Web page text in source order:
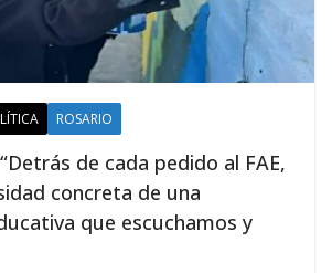
ROSARIO
de cada pedido al FAE,
concreta de una
que escuchamos y